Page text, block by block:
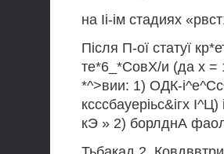
на Іі-ім стадиях
Після П-ої статуї
те*6_*СовХ/и (да х =
*^>вии: 1) ОДК-
ксссбауеріьс&ігх
кЭ » 2) борлднА